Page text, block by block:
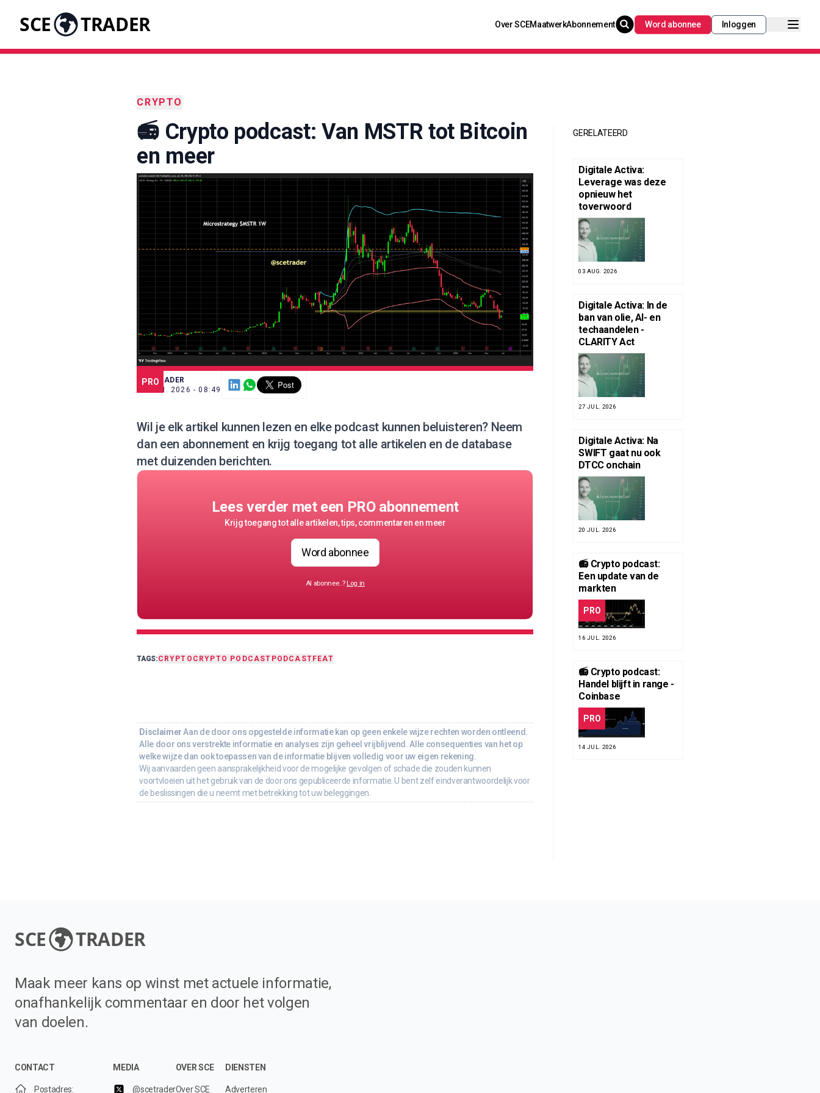
SCE TRADER Over SCEMaatwerkAbonnement Word abonnee Inloggen
CRYPTO
📻 Crypto podcast: Van MSTR tot Bitcoin
en meer
PRO
SCE TRADER
30 JUN. 2026 - 08:49
Wil je elk artikel kunnen lezen en elke podcast kunnen beluisteren? Neem
dan een abonnement en krijg toegang tot alle artikelen en de database
met duizenden berichten.
Lees verder met een PRO abonnement
Krijg toegang tot alle artikelen, tips, commentaren en meer
Word abonnee
Al abonnee..? Log in
TAGS:CRYPTO CRYPTO PODCAST PODCASTFEAT
Disclaimer Aan de door ons opgestelde informatie kan op geen enkele wijze rechten worden ontleend.
Alle door ons verstrekte informatie en analyses zijn geheel vrijblijvend. Alle consequenties van het op
welke wijze dan ook toepassen van de informatie blijven volledig voor uw eigen rekening.
Wij aanvaarden geen aansprakelijkheid voor de mogelijke gevolgen of schade die zouden kunnen
voortvloeien uit het gebruik van de door ons gepubliceerde informatie. U bent zelf eindverantwoordelijk voor
de beslissingen die u neemt met betrekking tot uw beleggingen.
GERELATEERD
Digitale Activa:
Leverage was deze
opnieuw het
toverwoord
03 AUG. 2026
Digitale Activa: In de
ban van olie, AI- en
techaandelen -
CLARITY Act
27 JUL. 2026
Digitale Activa: Na
SWIFT gaat nu ook
DTCC onchain
20 JUL. 2026
📻 Crypto podcast:
Een update van de
markten
PRO
16 JUL. 2026
📻 Crypto podcast:
Handel blijft in range -
Coinbase
PRO
14 JUL. 2026
SCE TRADER
Maak meer kans op winst met actuele informatie,
onafhankelijk commentaar en door het volgen
van doelen.
CONTACT
Postadres:
MEDIA
@scetrader
OVER SCE
Over SCE
DIENSTEN
Adverteren